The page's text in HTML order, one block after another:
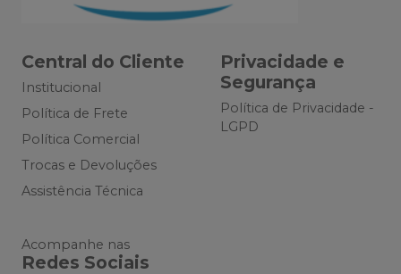
Central do Cliente
Institucional
Política de Frete
Política Comercial
Trocas e Devoluções
Assistência Técnica
Privacidade e
Segurança
Política de Privacidade -
LGPD
Acompanhe nas
Redes Sociais